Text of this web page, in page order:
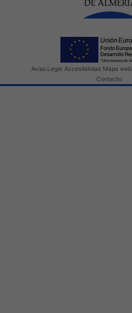
Aviso Legal Accesibilidad Mapa web
Contacto